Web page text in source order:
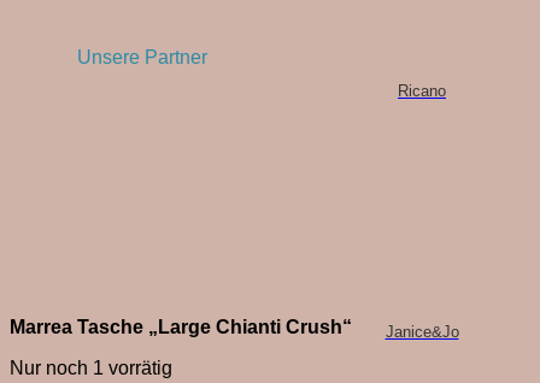
Ricano
Janice&Jo
Unsere Partner
Marrea Tasche „Large Chianti Crush“
Nur noch 1 vorrätig